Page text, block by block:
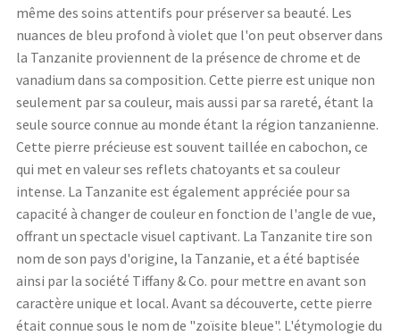
même des soins attentifs pour préserver sa beauté. Les
nuances de bleu profond à violet que l'on peut observer dans
la Tanzanite proviennent de la présence de chrome et de
vanadium dans sa composition. Cette pierre est unique non
seulement par sa couleur, mais aussi par sa rareté, étant la
seule source connue au monde étant la région tanzanienne.
Cette pierre précieuse est souvent taillée en cabochon, ce
qui met en valeur ses reflets chatoyants et sa couleur
intense. La Tanzanite est également appréciée pour sa
capacité à changer de couleur en fonction de l'angle de vue,
offrant un spectacle visuel captivant. La Tanzanite tire son
nom de son pays d'origine, la Tanzanie, et a été baptisée
ainsi par la société Tiffany & Co. pour mettre en avant son
caractère unique et local. Avant sa découverte, cette pierre
était connue sous le nom de "zoïsite bleue". L'étymologie du